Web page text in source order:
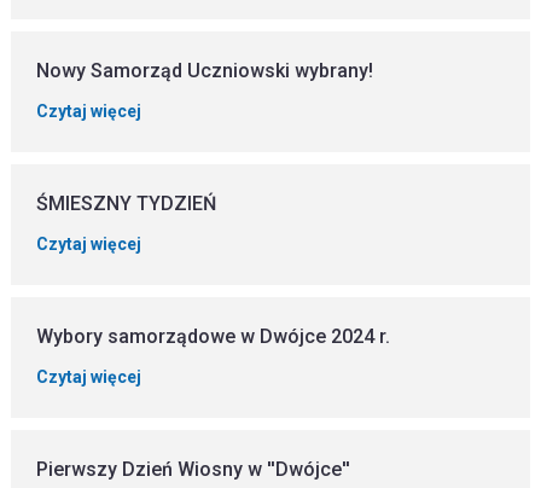
Nowy Samorząd Uczniowski wybrany!
Czytaj więcej
ŚMIESZNY TYDZIEŃ
Czytaj więcej
Wybory samorządowe w Dwójce 2024 r.
Czytaj więcej
Pierwszy Dzień Wiosny w ''Dwójce''